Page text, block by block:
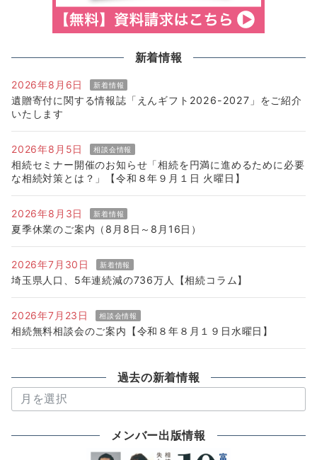
新着情報
2026年8月6日 新着情報
遺贈寄付に関する情報誌「えんギフト2026-2027」をご紹介
いたします
2026年8月5日 相談会情報
相続セミナー開催のお知らせ「相続を円満に進めるために必要
な相続対策とは？」【令和８年９月１日 火曜日】
2026年8月3日 新着情報
夏季休業のご案内（8月8日～8月16日）
2026年7月30日 新着情報
埼玉県人口、5年連続減の736万人【相続コラム】
2026年7月23日 相談会情報
相続無料相談会のご案内【令和８年８月１９日水曜日】
過去の新着情報
去
メンバー出版情報